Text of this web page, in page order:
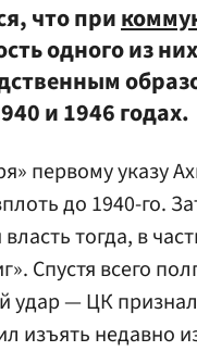
что при
одного из
и 1946 годах.
первому указу
до 1940-го.
власть тогда, в
Спустя всего
удар — ЦК
изъять недавно